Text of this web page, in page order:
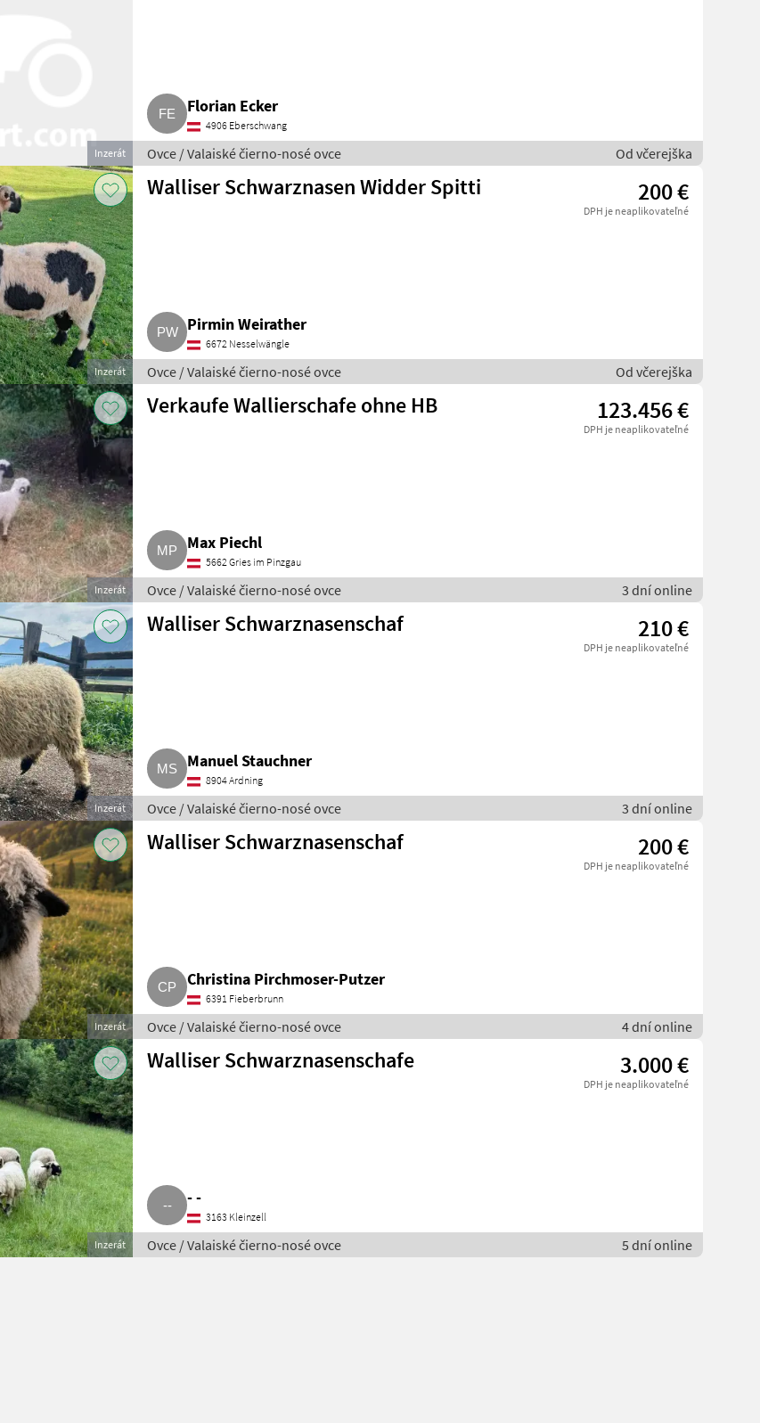
Inzerát
Florian Ecker
4906 Eberschwang
Ovce / Valaiské čierno-nosé ovce Od včerejška
Inzerát
Walliser Schwarznasen Widder Spitti 200 €
DPH je neaplikovateľné
Pirmin Weirather
6672 Nesselwängle
Ovce / Valaiské čierno-nosé ovce Od včerejška
Inzerát
Verkaufe Wallierschafe ohne HB 123.456 €
DPH je neaplikovateľné
Max Piechl
5662 Gries im Pinzgau
Ovce / Valaiské čierno-nosé ovce 3 dní online
Inzerát
Walliser Schwarznasenschaf 210 €
DPH je neaplikovateľné
Manuel Stauchner
8904 Ardning
Ovce / Valaiské čierno-nosé ovce 3 dní online
Inzerát
Walliser Schwarznasenschaf 200 €
DPH je neaplikovateľné
Christina Pirchmoser-Putzer
6391 Fieberbrunn
Ovce / Valaiské čierno-nosé ovce 4 dní online
Inzerát
Walliser Schwarznasenschafe 3.000 €
DPH je neaplikovateľné
- -
3163 Kleinzell
Ovce / Valaiské čierno-nosé ovce 5 dní online